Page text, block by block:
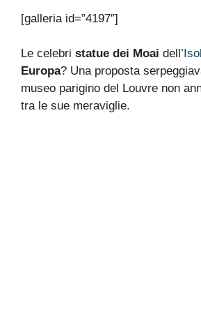
[galleria id=”4197″]
Le celebri statue dei Moai dell’
Europa? Una proposta
museo parigino del Louvre non
tra le sue meraviglie.